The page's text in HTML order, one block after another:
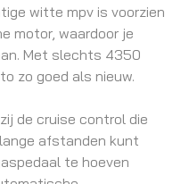
witte mpv is voorzien
motor, waardoor je
Met slechts 4350
zo goed als nieuw.
de cruise control die
afstanden kunt
te hoeven